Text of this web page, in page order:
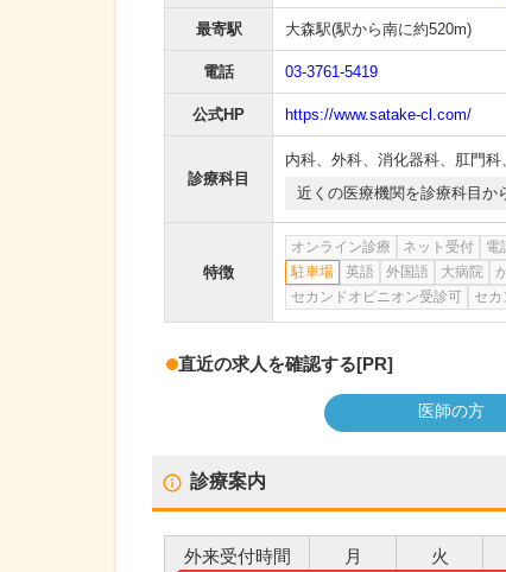
最寄駅 大森駅(駅から南に約520m)
電話 03-3761-5419
公式HP https://www.satake-cl.com/
診療科目
内科、 外科、 消化器科、 肛門科
近くの医療機関を診療科目か
特徴
オンライン診療 ネット受付 電
駐車場
英語 外国語 大病院
セカンドオピニオン受診可
セ
直近の求人を確認する[PR]
医師の方
診療案内
外来受付時間 月 火